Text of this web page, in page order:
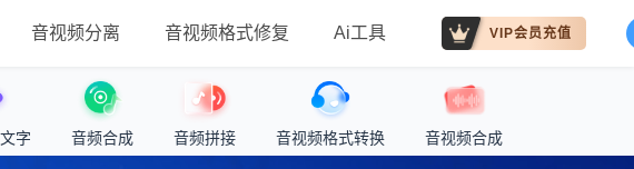
音视频分离 音视频格式修复 Ai工具 VIP会员充值
字 音频合成 音频拼接 音视频格式转换 音视频合成